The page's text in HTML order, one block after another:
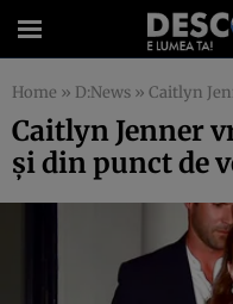
Home » D:News » Caitlyn Jenner
Caitlyn Jenner
şi din punct de